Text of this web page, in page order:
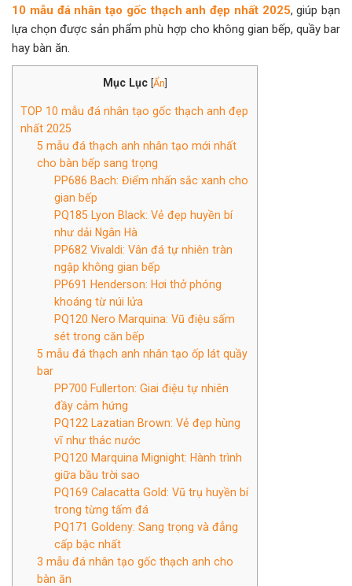
10 mẫu đá nhân tạo gốc thạch anh đẹp nhất 2025, giúp bạn
lựa chọn được sản phẩm phù hợp cho không gian bếp, quầy bar
hay bàn ăn.
Mục Lục [Ẩn]
TOP 10 mẫu đá nhân tạo gốc thạch anh đẹp
nhất 2025
5 mẫu đá thạch anh nhân tạo mới nhất
cho bàn bếp sang trọng
PP686 Bach: Điểm nhấn sắc xanh cho
gian bếp
PQ185 Lyon Black: Vẻ đẹp huyền bí
như dải Ngân Hà
PP682 Vivaldi: Vân đá tự nhiên tràn
ngập không gian bếp
PP691 Henderson: Hơi thở phóng
khoáng từ núi lửa
PQ120 Nero Marquina: Vũ điệu sấm
sét trong căn bếp
5 mẫu đá thạch anh nhân tạo ốp lát quầy
bar
PP700 Fullerton: Giai điệu tự nhiên
đầy cảm hứng
PQ122 Lazatian Brown: Vẻ đẹp hùng
vĩ như thác nước
PQ120 Marquina Mignight: Hành trình
giữa bầu trời sao
PQ169 Calacatta Gold: Vũ trụ huyền bí
trong từng tấm đá
PQ171 Goldeny: Sang trọng và đẳng
cấp bậc nhất
3 mẫu đá nhân tạo gốc thạch anh cho
bàn ăn